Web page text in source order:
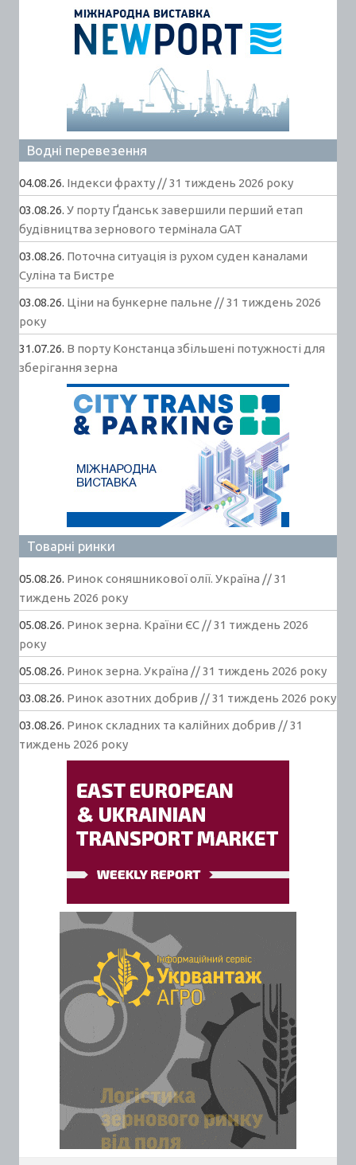
Водні перевезення
04.08.26. Індекси фрахту // 31 тиждень 2026 року
03.08.26. У порту Ґданськ завершили перший етап
будівництва зернового термінала GAT
03.08.26. Поточна ситуація із рухом суден каналами
Суліна та Бистре
03.08.26. Ціни на бункерне пальне // 31 тиждень 2026
року
31.07.26. В порту Констанца збільшені потужності для
зберігання зерна
Товарні ринки
05.08.26. Ринок соняшникової олії. Україна // 31
тиждень 2026 року
05.08.26. Ринок зерна. Країни ЄС // 31 тиждень 2026
року
05.08.26. Ринок зерна. Україна // 31 тиждень 2026 року
03.08.26. Ринок азотних добрив // 31 тиждень 2026 року
03.08.26. Ринок складних та калійних добрив // 31
тиждень 2026 року